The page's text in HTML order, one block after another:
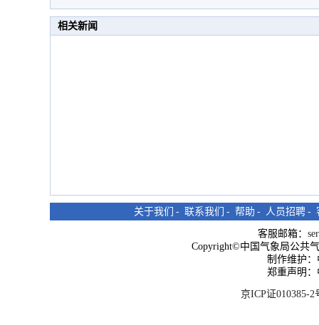
相关新闻
关于我们 - 联系我们 - 帮助 - 人员招聘 -
客服邮箱：
Copyright©中国气象局公共
制作维护
郑重声明
京ICP证010385-2